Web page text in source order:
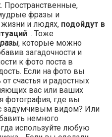
фразы и
и людях, подойдут в
. . Тоже
, которые можно
загадочности и
к фото поста в
Если на фото вы
от счастья и радостных
вас или ваших
фотография, где вы
задумчивым видом? Или
немного
используйте любую